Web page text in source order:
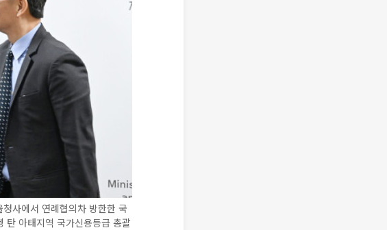
사에서 연례협의차 방한한 국
탄 아태지역 국가신용등급 총괄